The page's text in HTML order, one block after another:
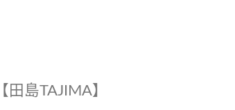
【田島TAJIMA】